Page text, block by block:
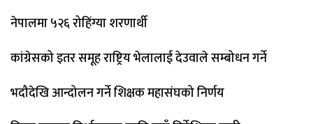
नेपालमा ५२६ रोहिंग्या शरणार्थी
कांग्रेसको इतर समूह राष्ट्रिय भेलालाई देउवाले सम्बोधन गर्ने
भदौदेखि आन्दोलन गर्ने शिक्षक महासंघको निर्णय